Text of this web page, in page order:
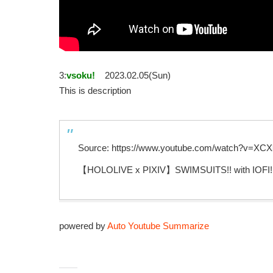
3:vsoku!
2023.02.05(Sun)
This is description
Source: https://www.youtube.com/
【HOLOLIVE x PIXIV】SWIMSUITS!! with IOFI!
powered byAuto Youtube Summarize